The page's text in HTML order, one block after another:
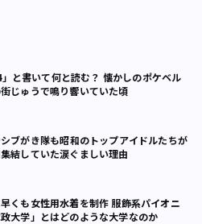
」と書いて何と読む？ 懐かしのポケベル
じゅうで鳴り響いていた頃
ブがき隊も――昭和のトップアイドルたちが
結していた涙ぐましい理由
くも女性用水着を制作 服飾系パイオニ
大学」とはどのような大学なのか